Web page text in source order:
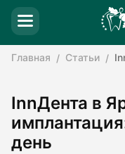
Главная Статьи
InnДента в
день